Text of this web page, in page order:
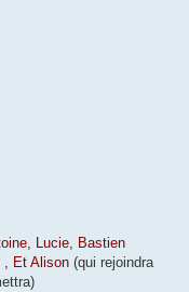
Lucie, Bastien
, Et Alison (qui rejoindra